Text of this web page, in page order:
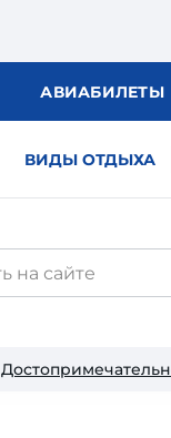
АВИАБИЛЕТЫ
ВИДЫ ОТДЫХА